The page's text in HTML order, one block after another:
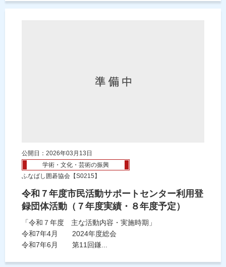
公開日：2026年03月13日
学術・文化・芸術の振興
ふなばし囲碁協会【S0215】
令和７年度市民活動サポートセンター利用登
録団体活動（７年度実績・８年度予定）
「令和７年度 主な活動内容・実施時期」
令和7年4月 2024年度総会
令和7年6月 第11回鎌...